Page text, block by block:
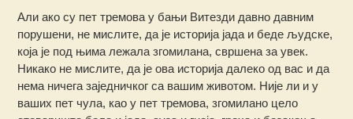
Али ако су пет тремова у бањи Витезди давно давним
порушени, не мислите, да је историја јада и беде људске,
која је под њима лежала згомилана, свршена за увек.
Никако не мислите, да је ова историја далеко од вас и да
нема ничега заједничког са вашим животом. Није ли и у
ваших пет чула, као у пет тремова, згомилано цело